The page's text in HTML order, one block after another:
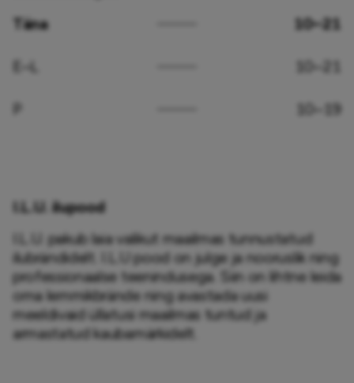
Täna
10–21
E–L 10–21
P 10–19
I.L.U. ilupood
I.L.U. pakub laia valikut maailmas tunnustatud
ilubrändidelt. I.L.U pood on julge ja nooruslik ning
professionaalse teenindusega. Siin on lihtne leida
oma lemmikbrände ning avastada uusi
meeldivaid üllatusi maailmas tuntud ja
armastatud kaubamärkidelt.